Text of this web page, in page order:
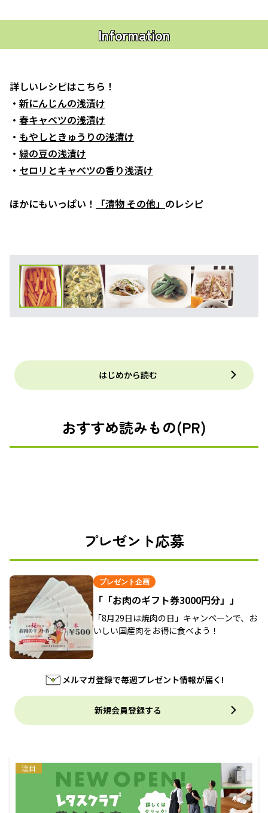
Information
詳しいレシピはこちら！
・ 新にんじんの浅漬け
・ 春キャベツの浅漬け
・ もやしときゅうりの浅漬け
・ 緑の豆の浅漬け
・ セロリとキャベツの香り浅漬け
ほかにもいっぱい！ 「漬物 その他」 のレシピ
はじめから読む
おすすめ読みもの(PR)
プレゼント応募
プレゼント企画
「「お肉のギフト券3000円分」」
「8月29日は焼肉の日」キャンペーンで、お
いしい国産肉をお得に食べよう！
メルマガ登録で毎週プレゼント情報が届く!
新規会員登録する
注目